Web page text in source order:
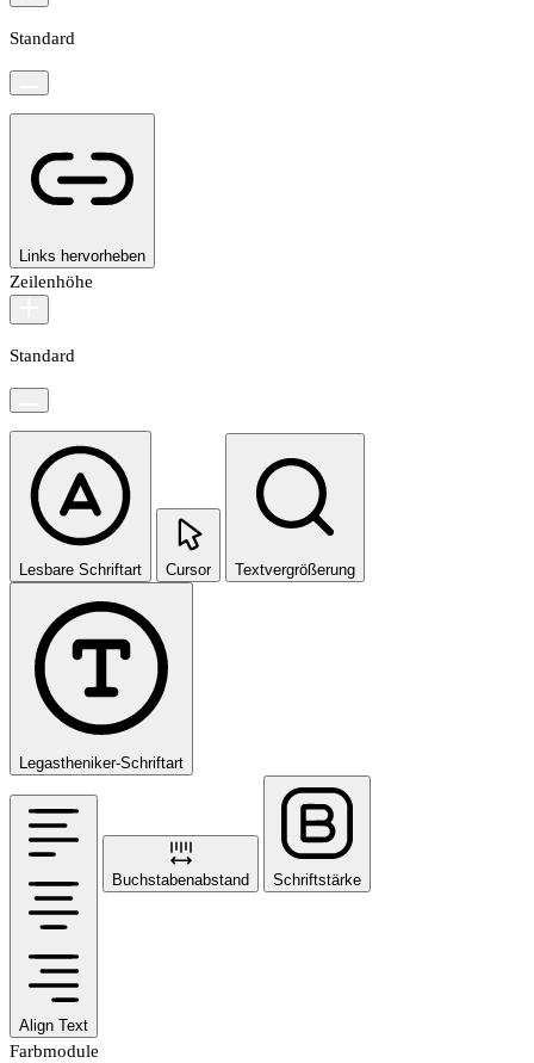
Standard
Links hervorheben
Zeilenhöhe
Standard
Lesbare Schriftart Cursor Textvergrößerung
Legastheniker-Schriftart
Align Text
Buchstabenabstand Schriftstärke
Farbmodule